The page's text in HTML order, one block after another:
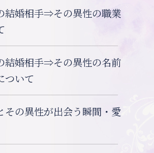
結婚相手⇒その異性の職業
結婚相手⇒その異性の名前
ついて
その異性が出会う瞬間・愛